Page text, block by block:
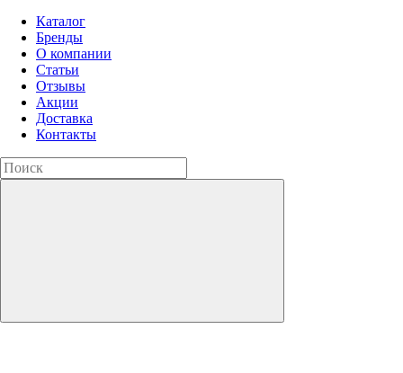
Каталог
Бренды
О компании
Статьи
Отзывы
Акции
Доставка
Контакты